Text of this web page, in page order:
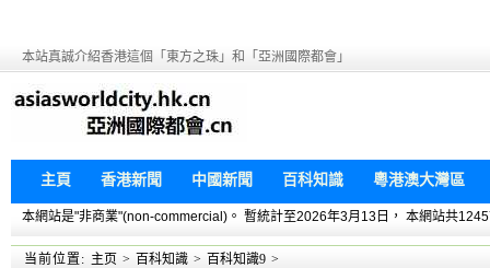
本站真誠介紹香港這個「東方之珠」和「亞洲國際都會」
主頁 香港新聞 中國新聞 百科知識 粵港澳大灣區
本網站是"非商業"(non-commercial)。 暫統計至2026年3月13日， 本網站共
当前位置: 主页 > 百科知識 > 百科知識9 >